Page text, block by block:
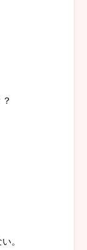
。